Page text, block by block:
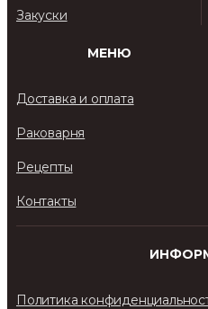
Закуски
МЕНЮ
Доставка и оплата
Раковарня
Рецепты
Контакты
Политика